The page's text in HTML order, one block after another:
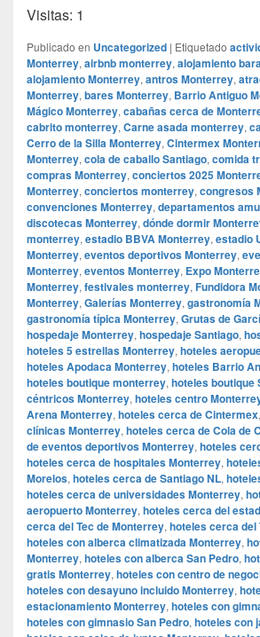
Visitas: 1
Publicado en Uncategorized | Etiquetado
Monterrey, airbnb monterrey, alojamiento
alojamiento Monterrey, antros Monterrey,
Monterrey, bares Monterrey, Barrio Antiguo
Mágico Monterrey, cabañas cerca de
cabrito monterrey, Carne asada monterrey,
Cerro de la Silla Monterrey, Cintermex
Monterrey, cola de caballo Santiago, comida
compras Monterrey, conciertos 2025
Monterrey, conciertos monterrey, congresos
convenciones Monterrey, departamentos
discotecas Monterrey, dónde dormir
monterrey, estadio BBVA Monterrey, estadio
Monterrey, eventos deportivos Monterrey,
Monterrey, eventos Monterrey, Expo
Monterrey, festivales monterrey, Fundidora
Monterrey, Galerías Monterrey, gastronomía
gastronomía típica Monterrey, Grutas de
hospedaje Monterrey, hospedaje Santiago,
hoteles 5 estrellas Monterrey, hoteles
hoteles Apodaca Monterrey, hoteles Barrio
hoteles boutique monterrey, hoteles boutique
céntricos Monterrey, hoteles centro
Arena Monterrey, hoteles cerca de Cintermex,
clínicas Monterrey, hoteles cerca de Cola de
de eventos deportivos Monterrey, hoteles
hoteles cerca de hospitales Monterrey,
Morelos, hoteles cerca de Santiago NL,
hoteles cerca de universidades Monterrey,
aeropuerto Monterrey, hoteles cerca del
cerca del Tec de Monterrey, hoteles cerca del
hoteles con alberca climatizada Monterrey,
Monterrey, hoteles con alberca San Pedro,
gratis Monterrey, hoteles con centro de
hoteles con desayuno incluido Monterrey,
estacionamiento Monterrey, hoteles con
hoteles con gimnasio San Pedro, hoteles con